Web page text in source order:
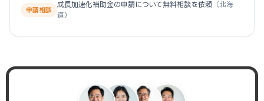
申請相談
成長加速化補助金の申請について無料相談を依頼 （北海
道）